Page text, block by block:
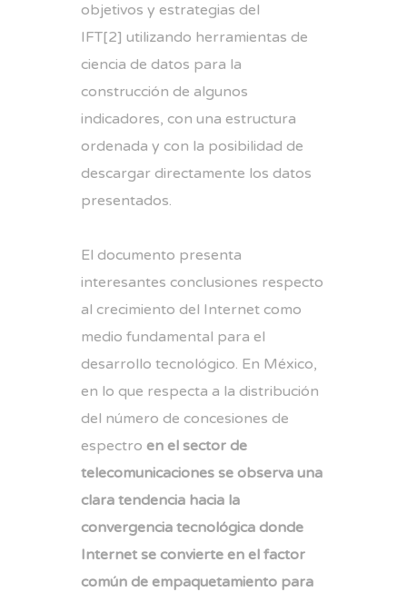
objetivos y estrategias del
IFT[2] utilizando herramientas de
ciencia de datos para la
construcción de algunos
indicadores, con una estructura
ordenada y con la posibilidad de
descargar directamente los datos
presentados.
El documento presenta
interesantes conclusiones respecto
al crecimiento del Internet como
medio fundamental para el
desarrollo tecnológico. En México,
en lo que respecta a la distribución
del número de concesiones de
espectro en el sector de
telecomunicaciones se observa una
clara tendencia hacia la
convergencia tecnológica donde
Internet se convierte en el factor
común de empaquetamiento para